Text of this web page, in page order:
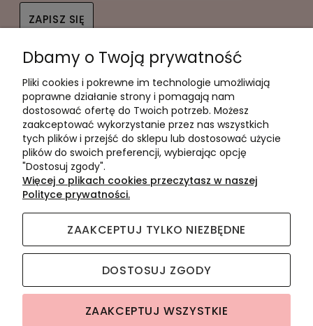
ZAPISZ SIĘ
Twoje dane będą przetwarzane zgodnie z nasząpolityką
prywatności
Pomoc
Moje konto
Płatności i dostawa
Informacje
O nas
Kraków, woj. małopolskie || NIP: 6793217587 || tel.: 453
Dbamy o Twoją prywatność
Pliki cookies i pokrewne im technologie umożliwiają
poprawne działanie strony i pomagają nam
dostosować ofertę do Twoich potrzeb. Możesz
zaakceptować wykorzystanie przez nas wszystkich
tych plików i przejść do sklepu lub dostosować użycie
plików do swoich preferencji, wybierając opcję
"Dostosuj zgody".
Więcej o plikach cookies przeczytasz w naszej
Polityce prywatności.
ZAAKCEPTUJ TYLKO NIEZBĘDNE
DOSTOSUJ ZGODY
ZAAKCEPTUJ WSZYSTKIE